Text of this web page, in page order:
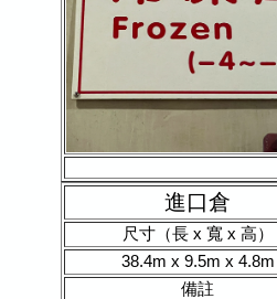
進口倉
尺寸（長 x 寬 x 高）
38.4m x 9.5m x 4.8m
備註